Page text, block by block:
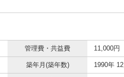
管理費・共益費 11,000円
築年月(築年数) 1990年